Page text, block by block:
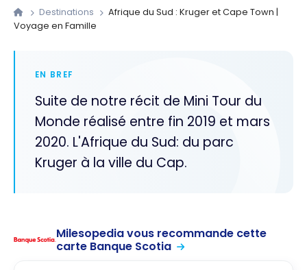
Destinations
Afrique du Sud : Kruger et Cape Town |
Voyage en Famille
EN BREF
Suite de notre récit de Mini Tour du
Monde réalisé entre fin 2019 et mars
2020. L'Afrique du Sud: du parc
Kruger à la ville du Cap.
Milesopedia vous recommande cette
carte Banque Scotia